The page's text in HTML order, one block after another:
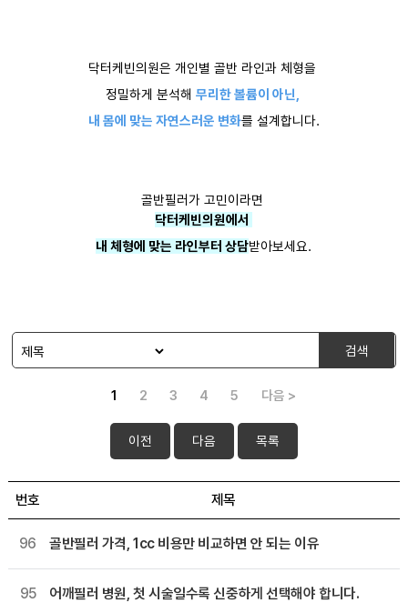
닥터케빈의원은 개인별 골반 라인과 체형을
정밀하게 분석해 무리한 볼륨이 아닌,
내 몸에 맞는 자연스러운 변화를 설계합니다.
골반필러가 고민이라면
닥터케빈의원에서
내 체형에 맞는 라인부터 상담받아보세요.
검색
1 2 3 4 5 다음 >
이전 다음 목록
번호 제목
96 골반필러 가격, 1cc 비용만 비교하면 안 되는 이유
95 어깨필러 병원, 첫 시술일수록 신중하게 선택해야 합니다.